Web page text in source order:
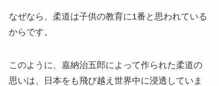
なぜなら、柔道は子供の教育に1番と思われている
からです。
このように、嘉納治五郎によって作られた柔道の
思いは、日本をも飛び越え世界中に浸透していま